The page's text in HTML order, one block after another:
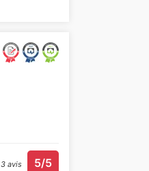
3 avis 5/5